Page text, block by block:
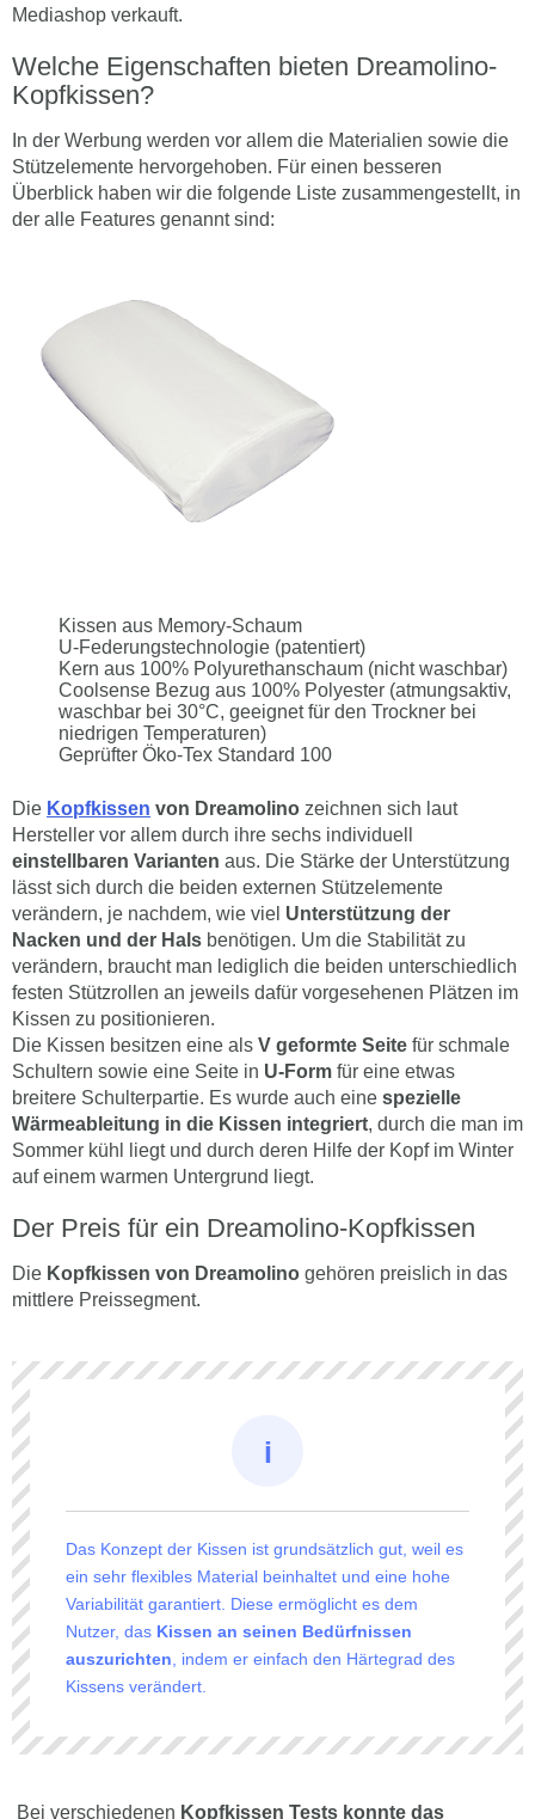
Mediashop verkauft.
Welche Eigenschaften bieten Dreamolino-
Kopfkissen?
In der Werbung werden vor allem die Materialien sowie die
Stützelemente hervorgehoben. Für einen besseren
Überblick haben wir die folgende Liste zusammengestellt, in
der alle Features genannt sind:
Kissen aus Memory-Schaum
U-Federungstechnologie (patentiert)
Kern aus 100% Polyurethanschaum (nicht waschbar)
Coolsense Bezug aus 100% Polyester (atmungsaktiv,
waschbar bei 30°C, geeignet für den Trockner bei
niedrigen Temperaturen)
Geprüfter Öko-Tex Standard 100
Die Kopfkissen von Dreamolino zeichnen sich laut
Hersteller vor allem durch ihre sechs individuell
einstellbaren Varianten aus. Die Stärke der Unterstützung
lässt sich durch die beiden externen Stützelemente
verändern, je nachdem, wie viel Unterstützung der
Nacken und der Hals benötigen. Um die Stabilität zu
verändern, braucht man lediglich die beiden unterschiedlich
festen Stützrollen an jeweils dafür vorgesehenen Plätzen im
Kissen zu positionieren.
Die Kissen besitzen eine als V geformte Seite für schmale
Schultern sowie eine Seite in U-Form für eine etwas
breitere Schulterpartie. Es wurde auch eine spezielle
Wärmeableitung in die Kissen integriert, durch die man im
Sommer kühl liegt und durch deren Hilfe der Kopf im Winter
auf einem warmen Untergrund liegt.
Der Preis für ein Dreamolino-Kopfkissen
Die Kopfkissen von Dreamolino gehören preislich in das
mittlere Preissegment.
Das Konzept der Kissen ist grundsätzlich gut, weil es
ein sehr flexibles Material beinhaltet und eine hohe
Variabilität garantiert. Diese ermöglicht es dem
Nutzer, das Kissen an seinen Bedürfnissen
auszurichten , indem er einfach den Härtegrad des
Kissens verändert.
Bei verschiedenen Kopfkissen Tests konnte das